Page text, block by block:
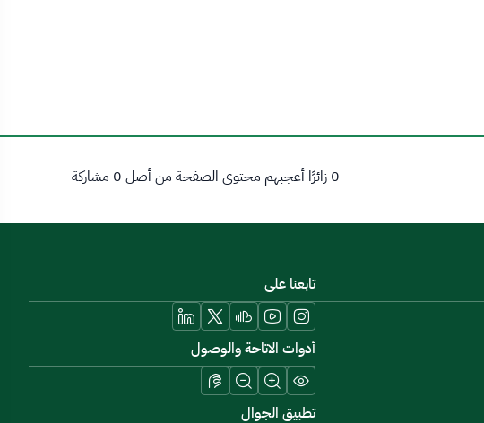
0 زائرًا أعجبهم محتوى الصفحة من أصل 0 مشاركة
تابعنا على
أدوات الاتاحة والوصول
تطبيق الجوال